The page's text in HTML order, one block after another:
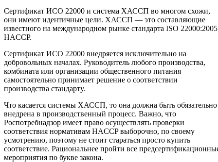
Сертификат ИСО 22000 и система ХАССП во многом схожи,
они имеют идентичные цели. ХАССП — это составляющие
известного на международном рынке стандарта ISO 22000:2005
HACCP.
Сертификат ИСО 22000 внедряется исключительно на
добровольных началах. Руководитель любого производства,
комбината или организации общественного питания
самостоятельно принимает решение о соответствии
производства стандарту.
Что касается системы ХАССП, то она должна быть обязательно
внедрена в производственный процесс. Важно, что
Роспотребнадзор имеет право осуществлять проверки
соответствия нормативам HACCP выборочно, по своему
усмотрению, поэтому не стоит стараться просто купить
соответствие. Рациональнее пройти все
мероприятия по букве закона.